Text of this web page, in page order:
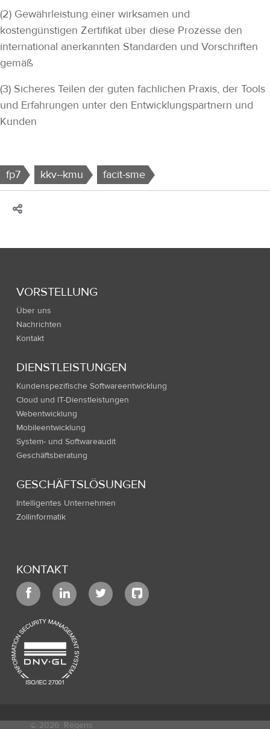
(2) Gewährleistung einer wirksamen und
kostengünstigen Zertifikat über diese Prozesse den
international anerkannten Standarden und Vorschriften
gemäß
(3) Sicheres Teilen der guten fachlichen Praxis, der Tools
und Erfahrungen unter den Entwicklungspartnern und
Kunden
fp7 kkv--kmu facit-sme
VORSTELLUNG
Über uns
Nachrichten
Kontakt
DIENSTLEISTUNGEN
Kundenspezifische Softwareentwicklung
Cloud und IT-Dienstleistungen
Webentwicklung
Mobileentwicklung
System- und Softwareaudit
Geschäftsberatung
GESCHÄFTSLÖSUNGEN
Intelligentes Unternehmen
Zollinformatik
KONTAKT
© 2026 Régens